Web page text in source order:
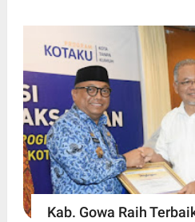
Kab. Gowa Raih